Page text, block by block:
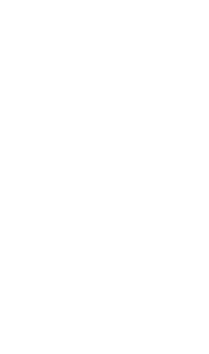
deze autostoel zich
voor de
verwijderen
komt voor jouw
meter dan is ook
verwijderen: je
de 3-
Geen
gewoon
op 30